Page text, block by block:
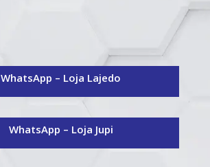
WhatsApp – Loja Lajedo
WhatsApp – Loja Jupi